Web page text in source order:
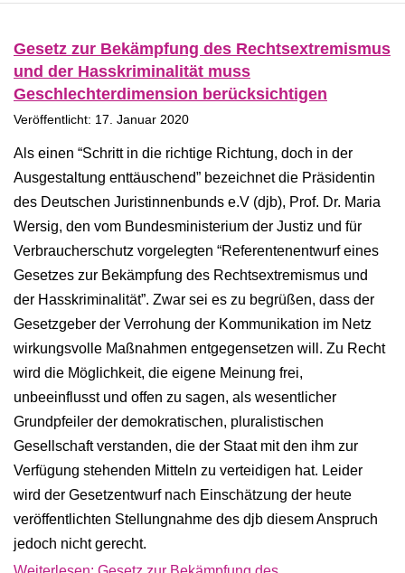
Gesetz zur Bekämpfung des Rechtsextremismus
und der Hasskriminalität muss
Geschlechterdimension berücksichtigen
Veröffentlicht: 17. Januar 2020
Als einen “Schritt in die richtige Richtung, doch in der
Ausgestaltung enttäuschend” bezeichnet die Präsidentin
des Deutschen Juristinnenbunds e.V (djb), Prof. Dr. Maria
Wersig, den vom Bundesministerium der Justiz und für
Verbraucherschutz vorgelegten “Referentenentwurf eines
Gesetzes zur Bekämpfung des Rechtsextremismus und
der Hasskriminalität”. Zwar sei es zu begrüßen, dass der
Gesetzgeber der Verrohung der Kommunikation im Netz
wirkungsvolle Maßnahmen entgegensetzen will. Zu Recht
wird die Möglichkeit, die eigene Meinung frei,
unbeeinflusst und offen zu sagen, als wesentlicher
Grundpfeiler der demokratischen, pluralistischen
Gesellschaft verstanden, die der Staat mit den ihm zur
Verfügung stehenden Mitteln zu verteidigen hat. Leider
wird der Gesetzentwurf nach Einschätzung der heute
veröffentlichten Stellungnahme des djb diesem Anspruch
jedoch nicht gerecht.